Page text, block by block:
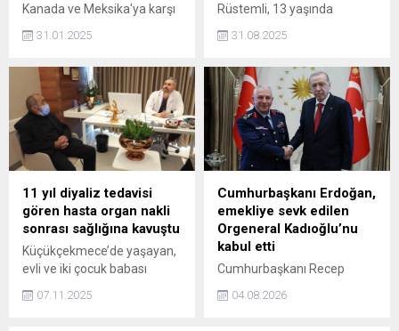
Kanada ve Meksika'ya karşı
uygulamaya
31.01.2025
Rüstemli, 13 yaşında
bağımlılığından kurtularak,
Yaşam Derneği'nde gönüllü
danışman oldu ve gençlere
umut veriyor.
31.08.2025
11 yıl diyaliz tedavisi
gören hasta organ nakli
sonrası sağlığına kavuştu
Küçükçekmece’de yaşayan,
evli ve iki çocuk babası
11 yıl boyunca diyaliz
07.11.2025
Cumhurbaşkanı Erdoğan,
emekliye sevk edilen
Orgeneral Kadıoğlu’nu
kabul etti
Cumhurbaşkanı Recep
sevk edilen Hava Kuvvetleri
04.08.2026